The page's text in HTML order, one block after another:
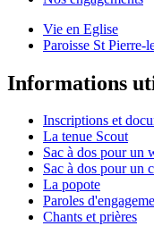
Vie en Eglise
Paroisse St Pierre-
Informations
Inscriptions et
La tenue Scout
Sac à dos pour un
Sac à dos pour un
La popote
Paroles
Chants et prières